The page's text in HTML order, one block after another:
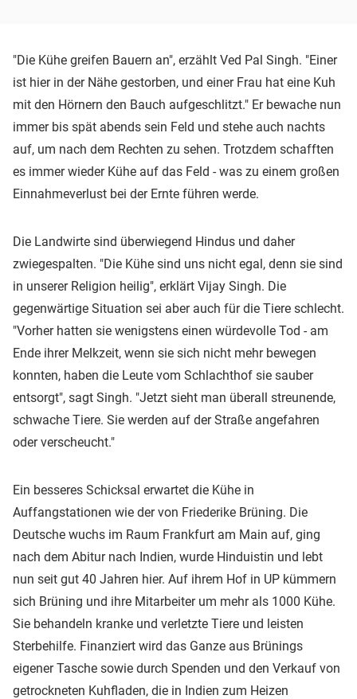
"Die Kühe greifen Bauern an", erzählt Ved Pal Singh. "Einer
ist hier in der Nähe gestorben, und einer Frau hat eine Kuh
mit den Hörnern den Bauch aufgeschlitzt." Er bewache nun
immer bis spät abends sein Feld und stehe auch nachts
auf, um nach dem Rechten zu sehen. Trotzdem schafften
es immer wieder Kühe auf das Feld - was zu einem großen
Einnahmeverlust bei der Ernte führen werde.
Die Landwirte sind überwiegend Hindus und daher
zwiegespalten. "Die Kühe sind uns nicht egal, denn sie sind
in unserer Religion heilig", erklärt Vijay Singh. Die
gegenwärtige Situation sei aber auch für die Tiere schlecht.
"Vorher hatten sie wenigstens einen würdevolle Tod - am
Ende ihrer Melkzeit, wenn sie sich nicht mehr bewegen
konnten, haben die Leute vom Schlachthof sie sauber
entsorgt", sagt Singh. "Jetzt sieht man überall streunende,
schwache Tiere. Sie werden auf der Straße angefahren
oder verscheucht."
Ein besseres Schicksal erwartet die Kühe in
Auffangstationen wie der von Friederike Brüning. Die
Deutsche wuchs im Raum Frankfurt am Main auf, ging
nach dem Abitur nach Indien, wurde Hinduistin und lebt
nun seit gut 40 Jahren hier. Auf ihrem Hof in UP kümmern
sich Brüning und ihre Mitarbeiter um mehr als 1000 Kühe.
Sie behandeln kranke und verletzte Tiere und leisten
Sterbehilfe. Finanziert wird das Ganze aus Brünings
eigener Tasche sowie durch Spenden und den Verkauf von
getrockneten Kuhfladen, die in Indien zum Heizen